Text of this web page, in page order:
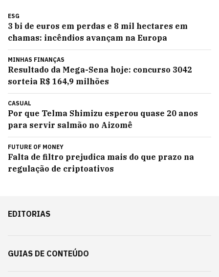
ESG
3 bi de euros em perdas e 8 mil hectares em
chamas: incêndios avançam na Europa
MINHAS FINANÇAS
Resultado da Mega-Sena hoje: concurso 3042
sorteia R$ 164,9 milhões
CASUAL
Por que Telma Shimizu esperou quase 20 anos
para servir salmão no Aizomê
FUTURE OF MONEY
Falta de filtro prejudica mais do que prazo na
regulação de criptoativos
EDITORIAS
GUIAS DE CONTEÚDO